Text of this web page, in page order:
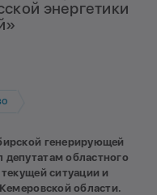
энергетики
генерирующей
областного
ситуации и
области.